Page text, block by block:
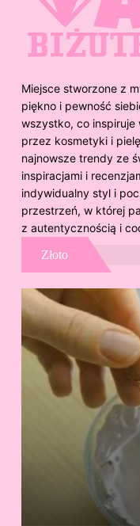
Miejsce stworzone z
piękno i pewność
wszystko, co inspiruje
przez kosmetyki i
najnowsze trendy ze
inspiracjami i
indywidualny styl i
przestrzeń, w której
z autentycznością i
Złoto